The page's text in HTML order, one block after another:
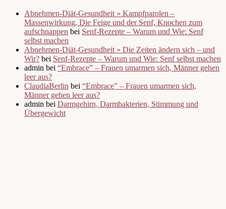
Abnehmen-Diät-Gesundheit » Kampfparolen –
Massenwirkung, Die Feige und der Senf, Knochen zum
aufschnappen bei Senf-Rezepte – Warum und Wie: Senf
selbst machen
Abnehmen-Diät-Gesundheit » Die Zeiten ändern sich – und
Wir? bei Senf-Rezepte – Warum und Wie: Senf selbst machen
admin bei “Embrace” – Frauen umarmen sich, Männer gehen
leer aus?
ClaudiaBerlin bei “Embrace” – Frauen umarmen sich,
Männer gehen leer aus?
admin bei Darmgehirn, Darmbakterien, Stimmung und
Übergewicht